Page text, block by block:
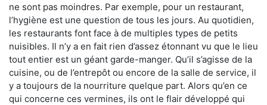
ne sont pas moindres. Par exemple, pour un restaurant,
l’hygiène est une question de tous les jours. Au quotidien,
les restaurants font face à de multiples types de petits
nuisibles. Il n’y a en fait rien d’assez étonnant vu que le lieu
tout entier est un géant garde-manger. Qu’il s’agisse de la
cuisine, ou de l’entrepôt ou encore de la salle de service, il
y a toujours de la nourriture quelque part. Alors qu’en ce
qui concerne ces vermines, ils ont le flair développé qui